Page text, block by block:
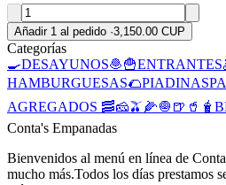
Añadir 1 al pedido ·3,150.00 CUP
Categorías
🍳DESAYUNOS🧆🍟ENTRANTES
HAMBURGUESAS🌮PIADINAS
AGREGADOS 🥓🧀🫒🌽🧅
Conta's Empanadas
Bienvenidos al menú en línea de
mucho más.Todos los días prestamos